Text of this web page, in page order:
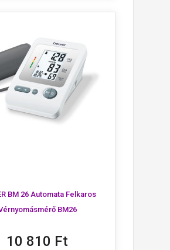
BM 26 Automata Felkaros
BM26
10 810 Ft